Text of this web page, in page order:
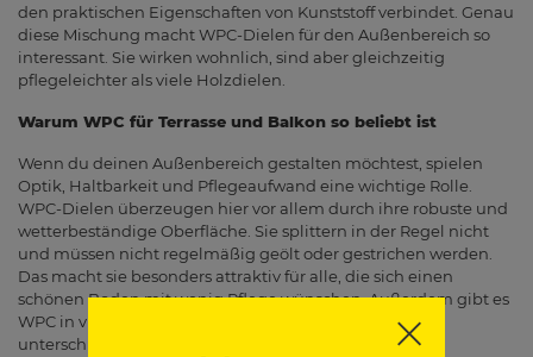
den praktischen Eigenschaften von Kunststoff verbindet. Genau
diese Mischung macht WPC-Dielen für den Außenbereich so
interessant. Sie wirken wohnlich, sind aber gleichzeitig
pflegeleichter als viele Holzdielen.
Warum WPC für Terrasse und Balkon so beliebt ist
Wenn du deinen Außenbereich gestalten möchtest, spielen
Optik, Haltbarkeit und Pflegeaufwand eine wichtige Rolle.
WPC-Dielen überzeugen hier vor allem durch ihre robuste und
wetterbeständige Oberfläche. Sie splittern in der Regel nicht
und müssen nicht regelmäßig geölt oder gestrichen werden.
Das macht sie besonders attraktiv für alle, die sich einen
schönen Boden mit wenig Pflege wünschen. Außerdem gibt es
WPC in vielen Farben und Designs, sodass sich ganz
unterschiedliche Stilrichtungen umsetzen lassen.